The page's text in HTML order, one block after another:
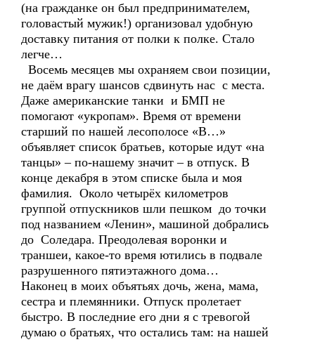
(на гражданке он был предпринимателем,
головастый мужик!) организовал удобную
доставку питания от полки к полке. Стало
легче…
Восемь месяцев мы охраняем свои позиции,
не даём врагу шансов сдвинуть нас с места.
Даже американские танки и БМП не
помогают «укропам». Время от времени
старший по нашей лесополосе «В…»
объявляет список братьев, которые идут «на
танцы» – по-нашему значит – в отпуск. В
конце декабря в этом списке была и моя
фамилия. Около четырёх километров
группой отпускников шли пешком до точки
под названием «Ленин», машиной добрались
до Соледара. Преодолевая воронки и
траншеи, какое-то время ютились в подвале
разрушенного пятиэтажного дома…
Наконец в моих объятьях дочь, жена, мама,
сестра и племянники. Отпуск пролетает
быстро. В последние его дни я с тревогой
думаю о братьях, что остались там: на нашей